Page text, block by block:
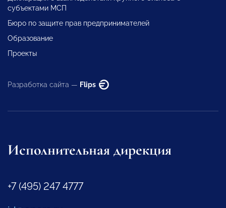
субъектами МСП
Бюро по защите прав предпринимателей
Образование
Проекты
Разработка сайта — Flips
Исполнительная дирекция
+7 (495) 247 4777